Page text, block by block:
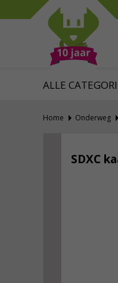
ALLE
Mollen verjagen
Slakken
Katten verjagen
Alles tegen
Home Onderweg
SDXC